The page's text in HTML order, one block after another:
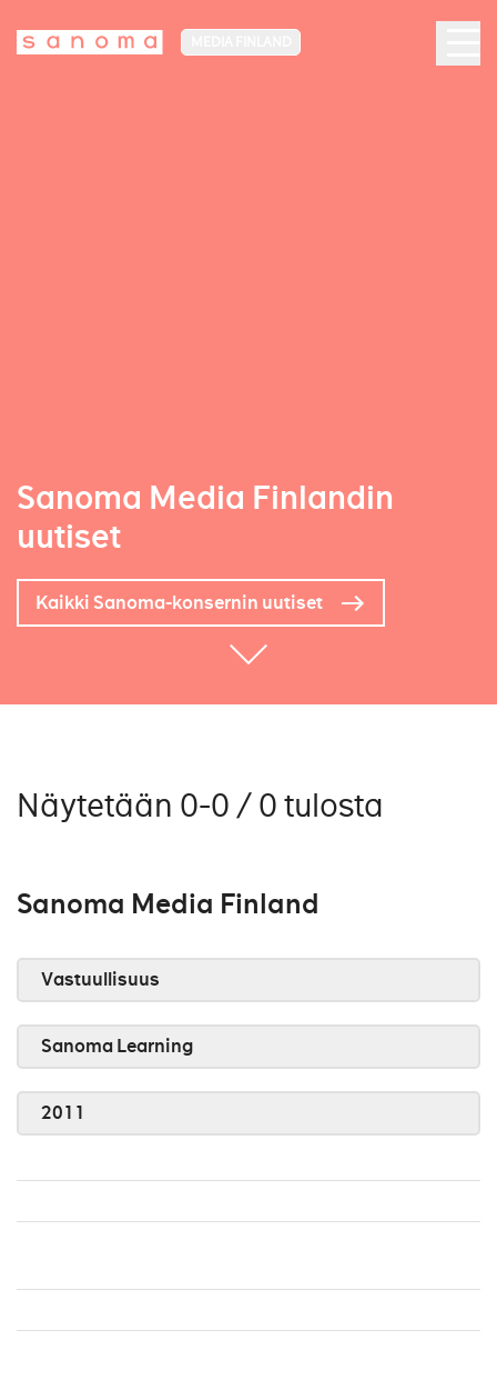
Sanoma Media Finlandin
uutiset
Kaikki Sanoma-konsernin uutiset
Näytetään 0-0 / 0 tulosta
Sanoma Media Finland
Vastuullisuus
Sanoma Learning
2011